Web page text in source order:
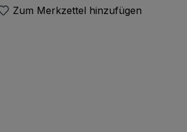
Zum Merkzettel hinzufügen